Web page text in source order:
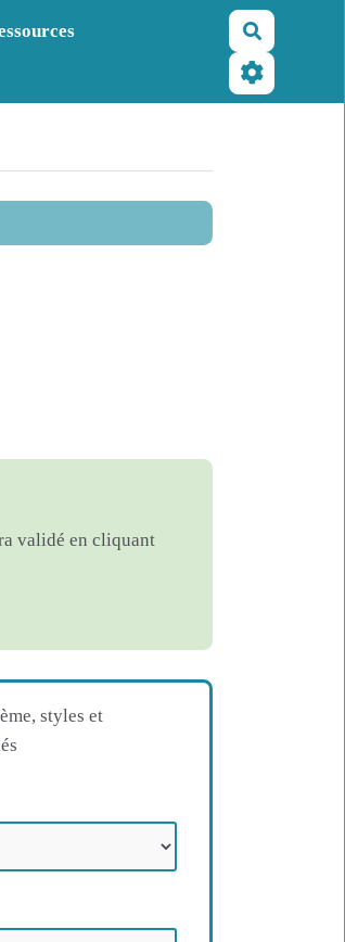
validé en cliquant
styles et